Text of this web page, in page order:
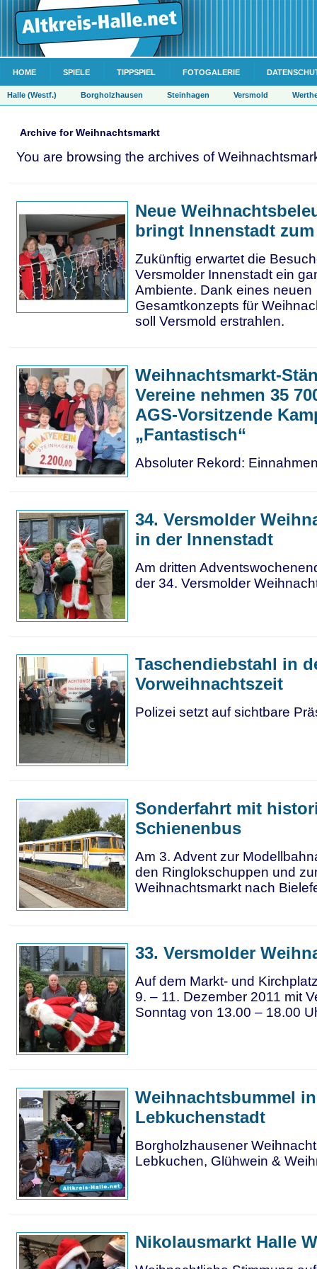
HOME SPIELE TIPPSPIEL FOTOGALERIE
Halle (Westf.) Borgholzhausen Steinhagen Versmold
Archive for Weihnachtsmarkt
You are browsing the archives of
Neue
bringt Innenstadt
Zukünftig erwartet die
Versmolder Innenstadt ein
Ambiente. Dank eines neuen
Gesamtkonzepts für
soll Versmold erstrahlen.
Weihnachtsmarkt-
Vereine nehmen 35
AGS-Vorsitzende
„Fantastisch“
Absoluter Rekord:
34. Versmolder
in der Innenstadt
Am dritten
der 34. Versmolder
Taschendiebstahl in
Vorweihnachtszeit
Polizei setzt auf sichtbare
Sonderfahrt mit
Schienenbus
Am 3. Advent zur
den Ringlokschuppen und
Weihnachtsmarkt nach
33. Versmolder
Auf dem Markt- und
9. – 11. Dezember 2011 mit
Sonntag von 13.00 – 18.00
Weihnachtsbummel
Lebkuchenstadt
Borgholzhausener
Lebkuchen, Glühwein &
Nikolausmarkt Halle